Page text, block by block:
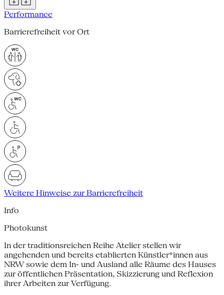
Performance
Barrierefreiheit vor Ort
Weitere Hinweise zur Barrierefreiheit
Info
Photokunst
In der traditionsreichen Reihe Atelier stellen wir
angehenden und bereits etablierten Künstler*innen aus
NRW sowie dem In- und Ausland alle Räume des Hauses
zur öffentlichen Präsentation, Skizzierung und Reflexion
ihrer Arbeiten zur Verfügung.